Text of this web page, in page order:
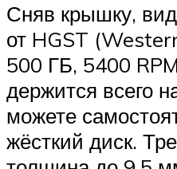
Сняв крышку,
от HGST
500 ГБ, 5400
держится всего
можете
жёсткий диск.